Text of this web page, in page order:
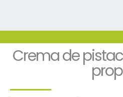
Crema de